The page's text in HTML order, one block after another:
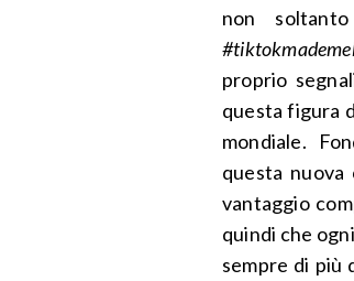
non
proprio
questa figura
mondiale.
questa
vantaggio
quindi che
sempre di più